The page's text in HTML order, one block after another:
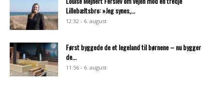
Lillebæltsbro: »Jeg synes,...
12:32 - 6. august
Først byggede de et legeland til børnene – nu bygger
de...
11:56 - 6. august